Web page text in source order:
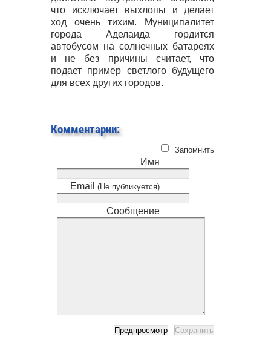
что исключает выхлопы и делает
ход очень тихим. Муниципалитет
города Аделаида гордится
автобусом на солнечных батареях
и не без причины считает, что
подает пример светлого будущего
для всех других городов.
Комментарии:
Запомнить
Имя
Email (Не публикуется)
Сообщение